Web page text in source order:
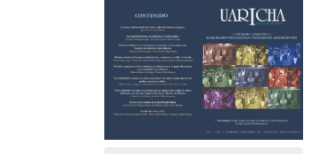
lateral
del
artículo